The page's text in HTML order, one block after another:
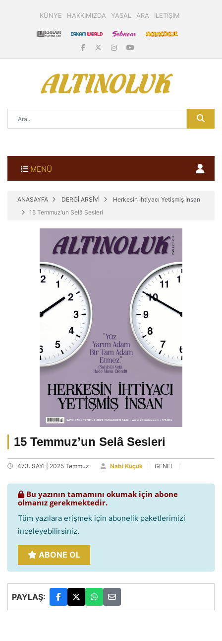
KÜNYE HAKKIMIZDA YASAL ARA İLETİŞİM
MENÜ
ANASAYFA DERGİ ARŞİVİ
Herkesin İhtiyacı Yetişmiş İnsan
15 Temmuz’un Selâ Sesleri
15 Temmuz’un Selâ Sesleri
473. SAYI | 2025 Temmuz Nabi Küçük GENEL
Bu yazının tamamını okumak için abone
olmanız gerekmektedir.
Tüm yazılara erişmek için abonelik paketlerimizi
inceleyebilirsiniz.
ABONE OL
PAYLAŞ: